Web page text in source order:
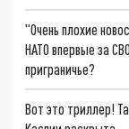
"Очень плохие
НАТО впервые за
приграничье?
Вот это триллер!